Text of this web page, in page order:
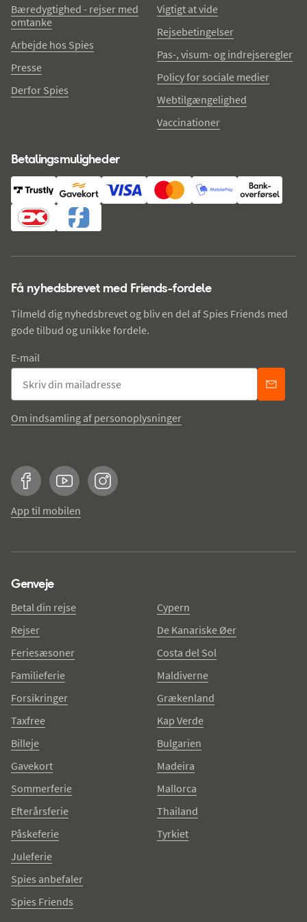
Bæredygtighed - rejser med
omtanke
Arbejde hos Spies
Presse
Derfor Spies
Vigtigt at vide
Rejsebetingelser
Pas-, visum- og indrejseregler
Policy for sociale medier
Webtilgængelighed
Vaccinationer
Betalingsmuligheder
Få nyhedsbrevet med Friends-fordele
Tilmeld dig nyhedsbrevet og bliv en del af Spies Friends med
gode tilbud og unikke fordele.
E-mail
Om indsamling af personoplysninger
FacebookYouTubeInstagram
App til mobilen
Genveje
Betal din rejse
Rejser
Feriesæsoner
Familieferie
Forsikringer
Taxfree
Billeje
Gavekort
Sommerferie
Efterårsferie
Påskeferie
Juleferie
Spies anbefaler
Spies Friends
Cypern
De Kanariske Øer
Costa del Sol
Maldiverne
Grækenland
Kap Verde
Bulgarien
Madeira
Mallorca
Thailand
Tyrkiet